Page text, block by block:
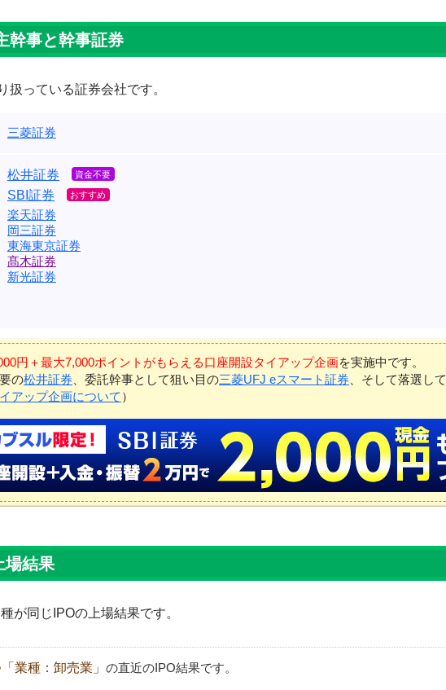
幹事と幹事証券
扱っている証券会社です。
三菱証券
松井証券
SBI証券
楽天証券
岡三証券
東海東京証券
髙木証券
新光証券
円＋最大7,000ポイントがもらえる口座開設タイアップ企画を実施中です。
の松井証券 、委託幹事として狙い目の三菱UFJ eスマート証券 、そして落選し
アップ企画について ）
場結果
が同じIPOの上場結果です。
業種：卸売業」 の直近のIPO結果です。